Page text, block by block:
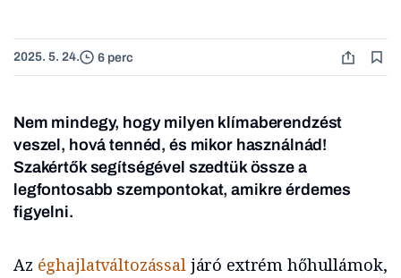
2025. 5. 24. 6 perc
Nem mindegy, hogy milyen klímaberendzést
veszel, hová tennéd, és mikor használnád!
Szakértők segítségével szedtük össze a
legfontosabb szempontokat, amikre érdemes
figyelni.
Az éghajlatváltozássaljáró extrém hőhullámok,